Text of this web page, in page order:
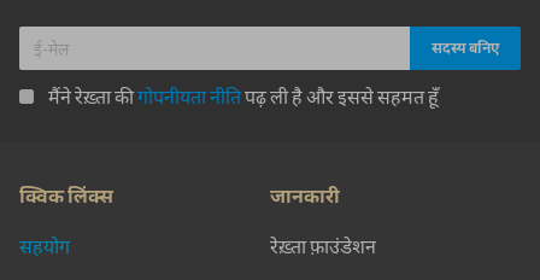
मैंने रेख़्ता कीगोपनीयता नीतिपढ़ ली है और इससे सहमत हूँ
क्विक लिंक्स
सहयोग
जानकारी
रेख़्ता फ़ाउंडेशन